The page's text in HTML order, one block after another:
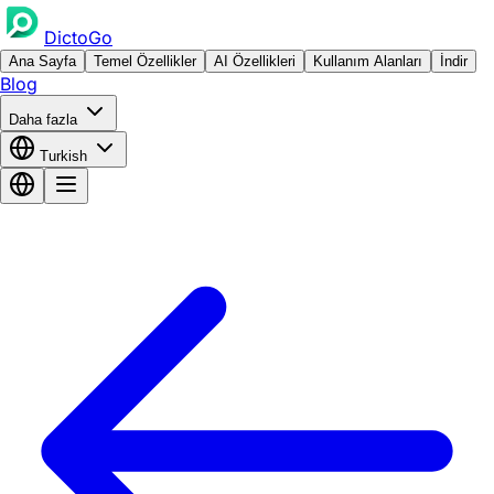
DictoGo
Ana Sayfa Temel Özellikler AI Özellikleri Kullanım Alanları İndir
Blog
Daha fazla
Turkish